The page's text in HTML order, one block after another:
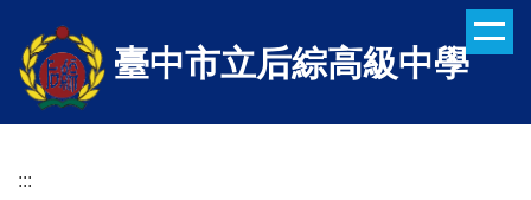
到
主
區
臺中市立后綜高級中學
:::